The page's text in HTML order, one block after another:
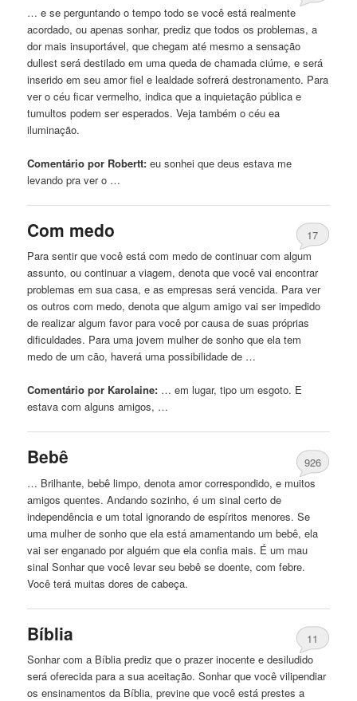
… e se perguntando o tempo todo se você está realmente
acordado, ou apenas sonhar, predizque todos os problemas, a
dor mais insuportável,que chegam até mesmo a sensação
dullest será destilado em uma queda de chamada ciúme, e será
inserido em seu amor fiel e lealdade sofrerá destronamento. Para
ver o céu ficarvermelho, indicaque a inquietação pública e
tumultos podem ser esperados. Veja também o céu ea
iluminação.
Comentário por Robertt: eu sonheique deus estava me
levando pra ver o …
Com medo
17
Para sentirque você está com medo de continuar com algum
assunto, ou continuar a viagem, denotaque você vai encontrar
problemas em sua casa, e as empresas será vencida. Para ver
os outros com medo, denotaque algum amigo vai ser impedido
de realizar algum favor para você por causa de suas próprias
dificuldades. Para uma jovem mulher de sonhoque ela tem
medo deum cão, haverá uma possibilidade de …
Comentário por Karolaine: … em lugar, tipoum esgoto. E
estava com alguns amigos, …
Bebê
926
… Brilhante, bebê limpo, denota amor correspondido, e muitos
amigos quentes. Andando sozinho, éum sinal certo de
independência eum total ignorando de espíritos menores. Se
uma mulher de sonhoque ela está amamentandoum bebê, ela
vai ser enganado por alguémque ela confia mais. Éum mau
sinal Sonharque você levar seu bebê se doente, com febre.
Você terá muitas dores de cabeça.
Bíblia
11
Sonhar com a Bíblia predizque o prazer inocente e desiludido
será oferecida para a sua aceitação. Sonharque você vilipendiar
os ensinamentos da Bíblia, previneque você está prestes a